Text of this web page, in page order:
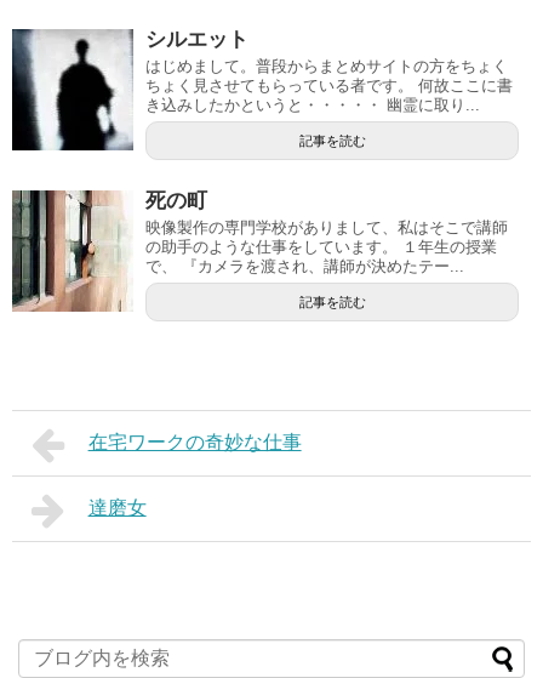
シルエット
はじめまして。普段からまとめサイトの方をちょく
ちょく見させてもらっている者です。 何故ここに書
き込みしたかというと・・・・・ 幽霊に取り...
記事を読む
死の町
映像製作の専門学校がありまして、私はそこで講師
の助手のような仕事をしています。 １年生の授業
で、 『カメラを渡され、講師が決めたテー...
記事を読む
在宅ワークの奇妙な仕事
達磨女